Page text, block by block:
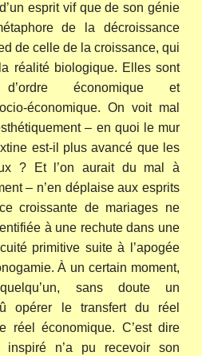
esprit vif que de son génie
de la décroissance
de celle de la croissance, qui
réalité biologique. Elles sont
d’ordre économique et
économique. On voit mal
– en quoi le mur
est-il plus avancé que les
? Et l’on aurait du mal à
– n’en déplaise aux esprits
croissante de mariages ne
à une rechute dans une
primitive suite à l’apogée
À un certain moment,
sans doute un
opérer le transfert du réel
réel économique. C’est dire
n’a pu recevoir son